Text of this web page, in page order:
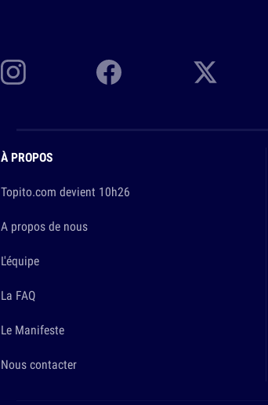
À PROPOS
Topito.com devient 10h26
A propos de nous
L'équipe
La FAQ
Le Manifeste
Nous contacter